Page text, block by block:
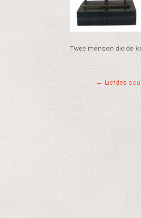
Twee mensen die de
← Liefdes